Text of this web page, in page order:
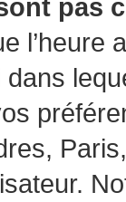
pas
l’heure
dans